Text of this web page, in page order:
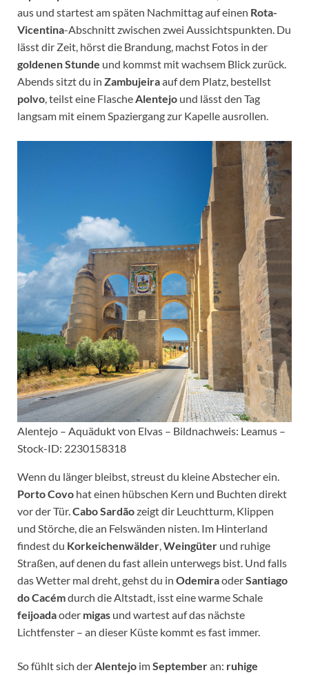
aus und startest am späten Nachmittag auf einen Rota-
Vicentina-Abschnitt zwischen zwei Aussichtspunkten. Du
lässt dir Zeit, hörst die Brandung, machst Fotos in der
goldenen Stunde und kommst mit wachsem Blick zurück.
Abends sitzt du in Zambujeiraauf dem Platz, bestellst
polvo, teilst eine FlascheAlentejo und lässt den Tag
langsam mit einem Spaziergang zur Kapelle ausrollen.
Alentejo – Aquädukt von Elvas – Bildnachweis: Leamus –
Stock-ID: 2230158318
Wenn du länger bleibst, streust du kleine Abstecher ein.
Porto Covo hat einen hübschen Kern und Buchten direkt
vor der Tür.Cabo Sardãozeigt dir Leuchtturm, Klippen
und Störche, die an Felswänden nisten. Im Hinterland
findest du Korkeichenwälder,Weingüter und ruhige
Straßen, auf denen du fast allein unterwegs bist. Und falls
das Wetter mal dreht, gehst du in OdemiraoderSantiago
do Cacémdurch die Altstadt, isst eine warme Schale
feijoadaoder migas und wartest auf das nächste
Lichtfenster – an dieser Küste kommt es fast immer.
So fühlt sich derAlentejo imSeptemberan: ruhige